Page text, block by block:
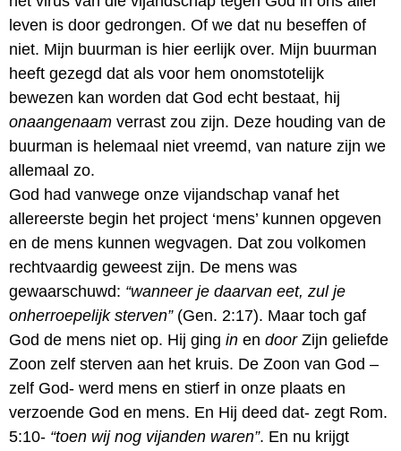
leven is door gedrongen. Of we dat nu beseffen of
niet. Mijn buurman is hier eerlijk over. Mijn buurman
heeft gezegd dat als voor hem onomstotelijk
bewezen kan worden dat God echt bestaat, hij
onaangenaam verrast zou zijn. Deze houding van de
buurman is helemaal niet vreemd, van nature zijn we
allemaal zo.
God had vanwege onze vijandschap vanaf het
allereerste begin het project ‘mens’ kunnen opgeven
en de mens kunnen wegvagen. Dat zou volkomen
rechtvaardig geweest zijn. De mens was
gewaarschuwd: “wanneer je daarvan eet, zul je
onherroepelijk sterven”(Gen. 2:17). Maar toch gaf
God de mens niet op. Hij ging in en doorZijn geliefde
Zoon zelf sterven aan het kruis. De Zoon van God –
zelf God- werd mens en stierf in onze plaats en
verzoende God en mens. En Hij deed dat- zegt Rom.
5:10- “toen wij nog vijanden waren”. En nu krijgt